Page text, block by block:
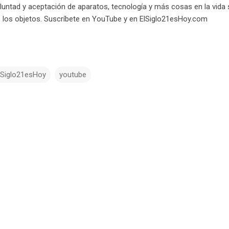
y aceptación de aparatos, tecnología y más cosas en la vida
objetos. Suscríbete en YouTube y en ElSiglo21esHoy.com
youtube